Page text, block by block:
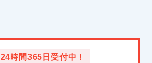
24時間365日受付中！